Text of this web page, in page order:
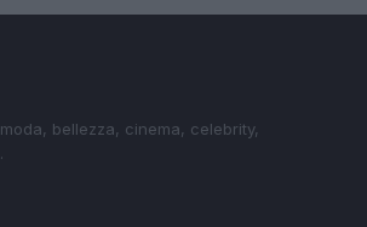
bellezza, cinema, celebrity,